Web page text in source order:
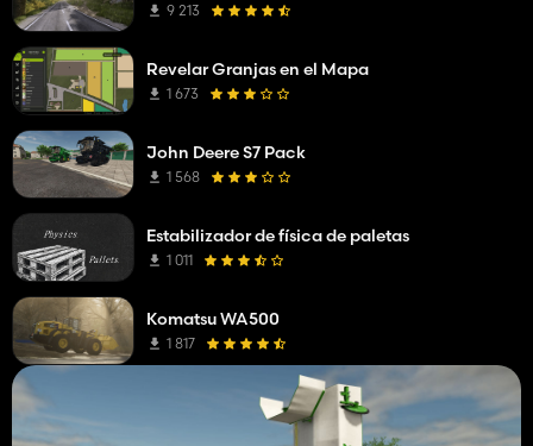
9 213
Revelar Granjas en el Mapa
1 673
John Deere S7 Pack
1 568
Estabilizador de física de paletas
1 011
Komatsu WA500
1 817